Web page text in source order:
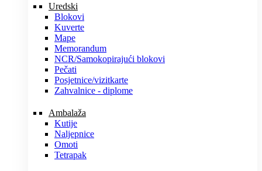
Uredski
Blokovi
Kuverte
Mape
Memorandum
NCR/Samokopirajući blokovi
Pečati
Posjetnice/vizitkarte
Zahvalnice - diplome
Ambalaža
Kutije
Naljepnice
Omoti
Tetrapak